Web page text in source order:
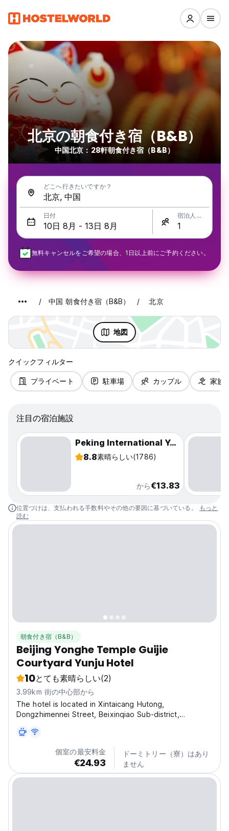
北京の朝食付き宿（B&B）
中国北京：28軒朝食付き宿（B&B）
どこへ行きたいですか？
日付 宿泊人数
無料キャンセルをご希望の場合、1日以上前にご予約ください。
中国 朝食付き宿（B&B） 北京
地図
クイックフィルター
プライベート 駐車場 カップル 家族
注目の宿泊施設
Peking International Youth Hostel
8.8素晴らしい(1786)
から€13.83
位置づけは、支払われる手数料やその他の要因に基づいている。
もっと
読む
朝食付き宿（B&B）
Beijing Yonghe Temple Guijie
Courtyard Yunju Hotel
10とても素晴らしい(2)
3.99km 街の中心部から
The hotel is located in Xintaicang Hutong,
Dongzhimennei Street, Beixinqiao Sub-district,
the guest rooms are arranged around it, forming a
modern courtyard with a charming artistic conception. It
個室の最安料金
€24.93
ドーミトリー（寮）はあり
ません